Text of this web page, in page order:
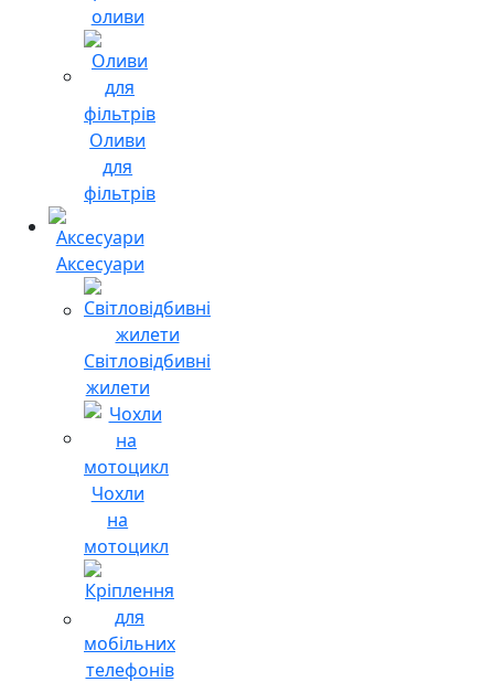
оливи
Оливи
для
фільтрів
Аксесуари
Світловідбивні
жилети
Чохли
на
мотоцикл